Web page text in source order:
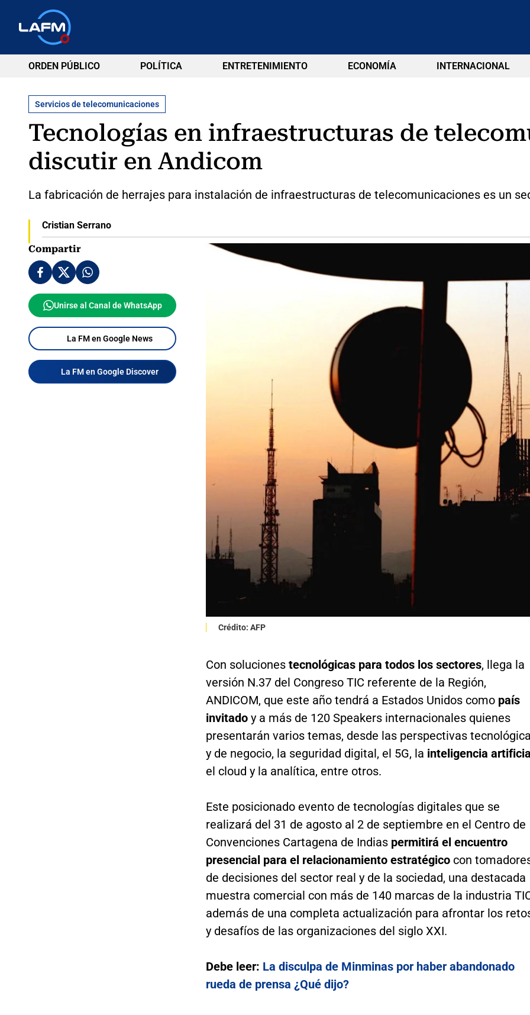
ORDEN PÚBLICO POLÍTICA ENTRETENIMIENTO ECONOMÍA INTERNACIONAL
Servicios de telecomunicaciones
Tecnologías en infraestructuras de
discutir en Andicom
La fabricación de herrajes para instalación de infraestructuras de telecomunicaciones es un
Cristian Serrano
Compartir
Unirse al Canal de WhatsApp
La FM en Google News
La FM en Google Discover
Crédito: AFP
Con soluciones tecnológicas para todos los sectores, llega la
versión N.37 del Congreso TIC referente de la Región,
ANDICOM, que este año tendrá a Estados Unidos como país
invitado y a más de 120 Speakers internacionales quienes
presentarán varios temas, desde las perspectivas
y de negocio, la seguridad digital, el 5G, la inteligencia
el cloud y la analítica, entre otros.
Este posicionado evento de tecnologías digitales que se
realizará del 31 de agosto al 2 de septiembre en el Centro de
Convenciones Cartagena de Indias permitirá el encuentro
presencial para el relacionamiento estratégico con
de decisiones del sector real y de la sociedad, una destacada
muestra comercial con más de 140 marcas de la industria
además de una completa actualización para afrontar los
y desafíos de las organizaciones del siglo XXI.
Debe leer: La disculpa de Minminas por haber abandonado
rueda de prensa ¿Qué dijo?